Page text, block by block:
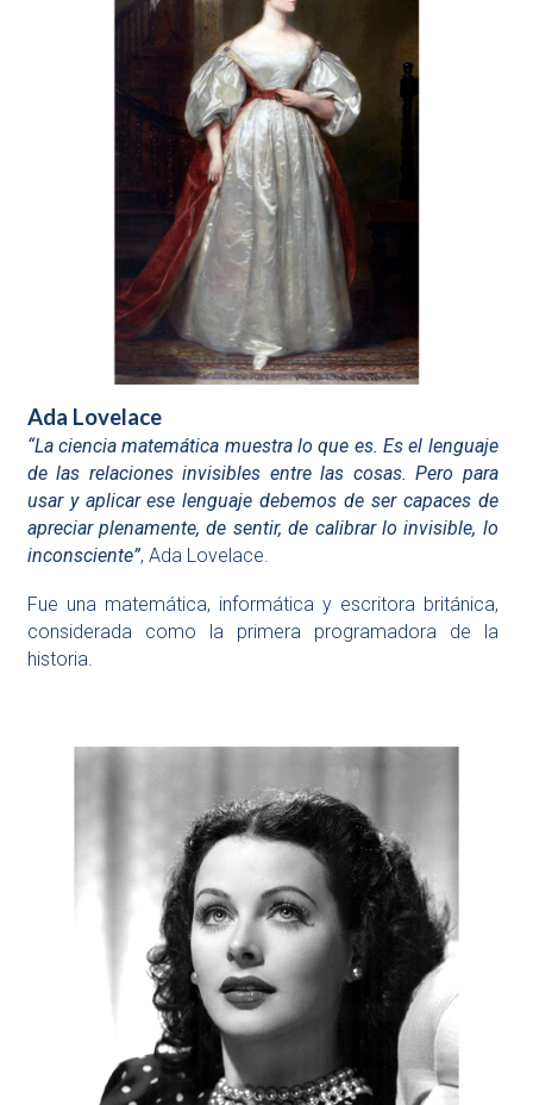
Ada Lovelace
“La ciencia matemática muestra lo que es. Es el lenguaje
de las relaciones invisibles entre las cosas. Pero para
usar y aplicar ese lenguaje debemos de ser capaces de
apreciar plenamente, de sentir, de calibrar lo invisible, lo
inconsciente”, Ada Lovelace.
Fue una matemática, informática y escritora británica,
considerada como la primera programadora de la
historia.